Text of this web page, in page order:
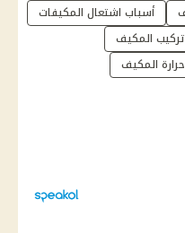
أسباب اشتعال المكيفات
تركيب المكيف
حرارة المكيف